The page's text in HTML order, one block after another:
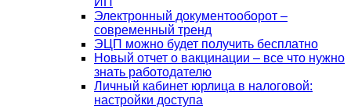
Электронный документооборот –
современный тренд
ЭЦП можно будет получить бесплатно
Новый отчет о вакцинации – все что нужно
знать работодателю
Личный кабинет юрлица в налоговой:
настройки доступа